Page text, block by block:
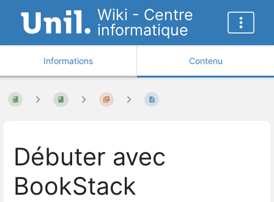
Wiki - Centre
informatique
Informations Contenu
Débuter avec
BookStack